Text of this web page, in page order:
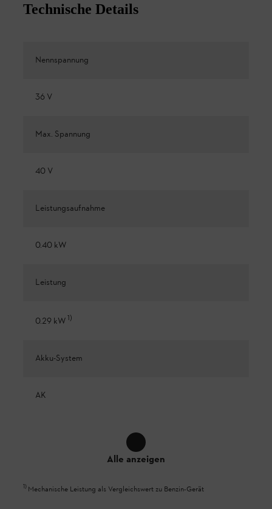
Technische Details
Nennspannung
36 V
Max. Spannung
40 V
Leistungsaufnahme
0.40 kW
Leistung
0.29 kW1)
Akku-System
AK
Alle anzeigen
1) Mechanische Leistung als Vergleichswert zu Benzin-Gerät